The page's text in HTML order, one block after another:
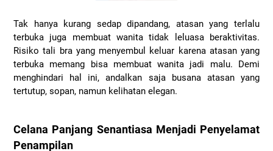
Tak hanya kurang sedap dipandang, atasan yang terlalu
terbuka juga membuat wanita tidak leluasa beraktivitas.
Risiko tali bra yang menyembul keluar karena atasan yang
terbuka memang bisa membuat wanita jadi malu. Demi
menghindari hal ini, andalkan saja busana atasan yang
tertutup, sopan, namun kelihatan elegan.
Celana Panjang Senantiasa Menjadi Penyelamat
Penampilan